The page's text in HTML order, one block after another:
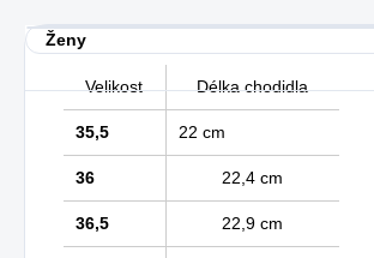
Ženy
Velikost Délka chodidla
35,5 22 cm
36 22,4 cm
36,5 22,9 cm